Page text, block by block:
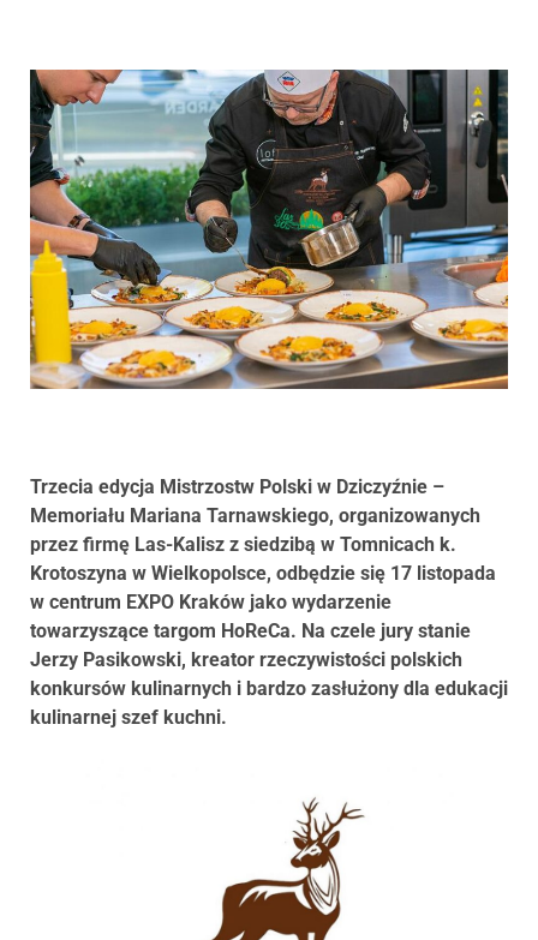
Trzecia edycja Mistrzostw Polski w Dziczyźnie –
Memoriału Mariana Tarnawskiego, organizowanych
przez firmę Las-Kalisz z siedzibą w Tomnicach k.
Krotoszyna w Wielkopolsce, odbędzie się 17 listopada
w centrum EXPO Kraków jako wydarzenie
towarzyszące targom HoReCa. Na czele jury stanie
Jerzy Pasikowski, kreator rzeczywistości polskich
konkursów kulinarnych i bardzo zasłużony dla edukacji
kulinarnej szef kuchni.